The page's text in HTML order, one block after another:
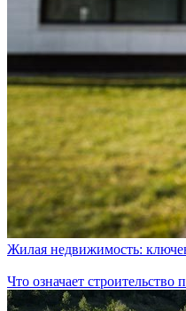
Жилая недвижимость:
Что означает строительство